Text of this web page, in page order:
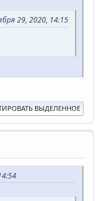
29, 2020, 14:15
ВЫДЕЛЕННОЕ